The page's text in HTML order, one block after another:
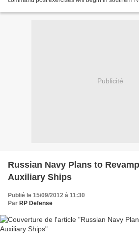
Publicité
Russian Navy Plans to
Auxiliary Ships
Publié le 15/09/2012 à 11:30
Par RP Defense